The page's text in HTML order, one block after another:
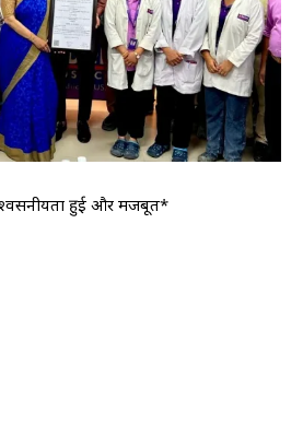
हुई और मजबूत*